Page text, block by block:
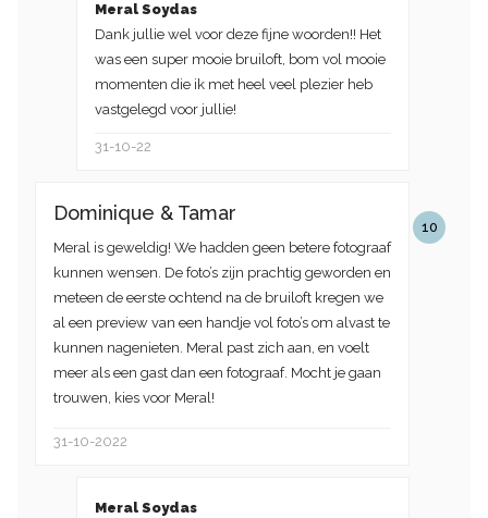
Meral Soydas
Dank jullie wel voor deze fijne woorden!! Het
was een super mooie bruiloft, bom vol mooie
momenten die ik met heel veel plezier heb
vastgelegd voor jullie!
31-10-22
10
Dominique & Tamar
Meral is geweldig! We hadden geen betere fotograaf
kunnen wensen. De foto’s zijn prachtig geworden en
meteen de eerste ochtend na de bruiloft kregen we
al een preview van een handje vol foto’s om alvast te
kunnen nagenieten. Meral past zich aan, en voelt
meer als een gast dan een fotograaf. Mocht je gaan
trouwen, kies voor Meral!
31-10-2022
Meral Soydas